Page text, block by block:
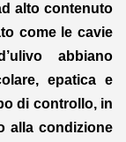
alto contenuto
come le cavie
abbiano
epatica e
di controllo, in
alla condizione